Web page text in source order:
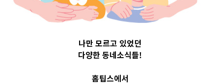
나만 모르고 있었던
다양한 동네소식들!
홈팁스에서